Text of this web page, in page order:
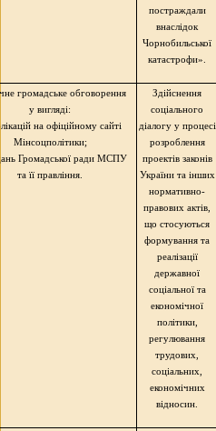
постраждали
внаслідок
Чорнобильської
катастрофи».
громадське обговорення
у вигляді:
на офіційному сайті
Мінсоцполітики;
Громадської ради МСПУ
та її правління.
Здійснення
соціального
діалогу у процесі
розроблення
проектів законів
України та інших
нормативно-
правових актів,
що стосуються
формування та
реалізації
державної
соціальної та
економічної
політики,
регулювання
трудових,
соціальних,
економічних
відносин.